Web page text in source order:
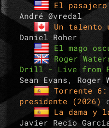
El
André Øvredal
Un talento
Daniel Roher
El mago
Roger
Drill - Live from
Sean Evans, Roger
Torrente
presidente (2026)
La dama y
Javier Recio